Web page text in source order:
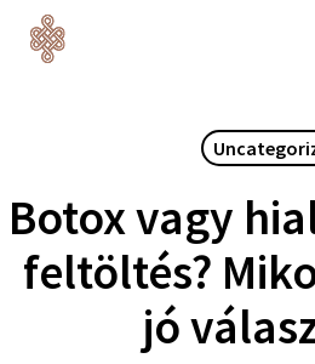
Botox vagy
feltöltés?
jó